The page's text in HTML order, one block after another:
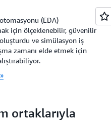
(EDA)
için ölçeklenebilir, güvenilir
ve simülasyon iş
zamanı elde etmek için
ortaklarıyla